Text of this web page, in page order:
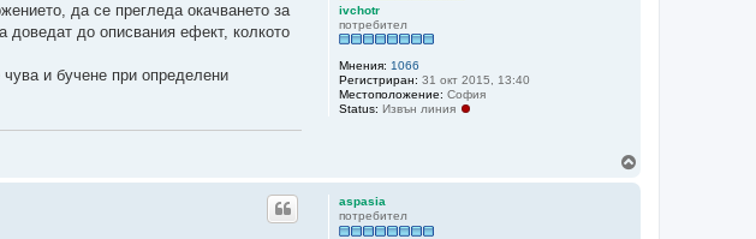
ivchotr
потребител
Мнения: 1066
Регистриран: 31 окт 2015, 13:40
Местоположение: София
Status: Извън линия
да се прегледа окачването за
до описвания ефект, колкото
и бучене при определени
aspasia
потребител